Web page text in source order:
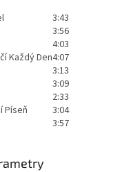
3:43
3:56
4:03
Každý Den4:07
3:13
3:09
2:33
Píseň
3:04
3:57